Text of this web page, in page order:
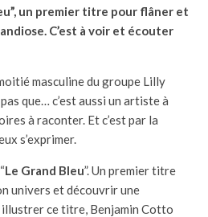
un premier titre pour flâner et
C’est à voir et écouter
masculine du groupe Lilly
que… c’est aussi un artiste à
à raconter. Et c’est par la
s’exprimer.
Le Grand Bleu”. Un premier titre
univers et découvrir une
ce titre, Benjamin Cotto